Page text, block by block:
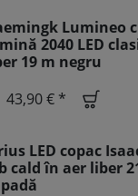
Lumineo
2040 LED
19 m negru
43,90 € *
LED copac
cald în aer liber